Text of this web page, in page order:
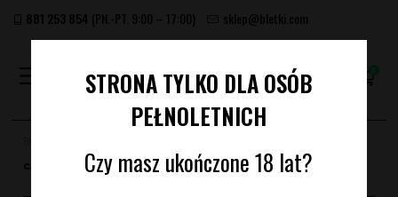
881 253 854 (PN.-PT. 9:00 – 17:00) sklep@bletki.com
CARTOON LEAVES
STRONA TYLKO DLA OSÓB
PEŁNOLETNICH
Czy masz ukończone 18 lat?